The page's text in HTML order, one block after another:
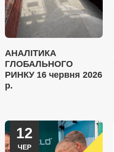
АНАЛІТИКА
ГЛОБАЛЬНОГО
РИНКУ 16 червня 2026
р.
12
ЧЕР